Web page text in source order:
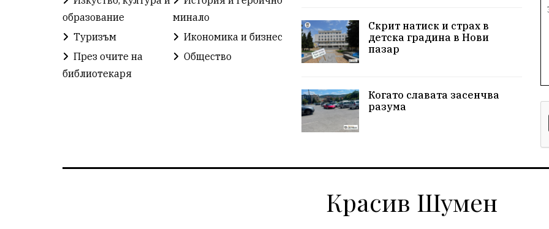
образование
минало
Туризъм
Икономика и бизнес
През очите на
библиотекаря
Общество
Скрит натиск и страх в
детска градина в Нови
пазар
Когато славата засенчва
разума
Красив Шумен